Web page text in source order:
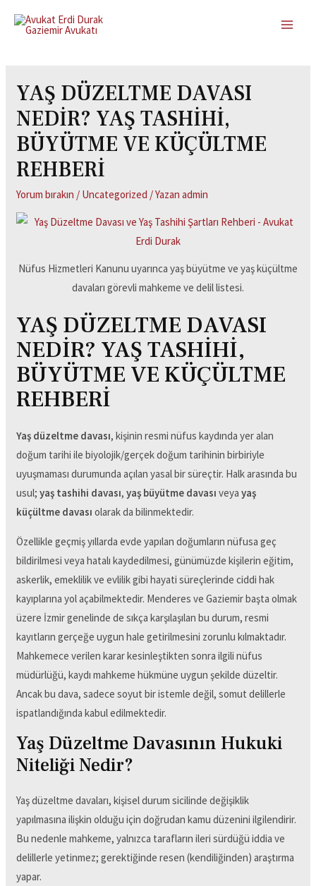
YAŞ DÜZELTME DAVASI
NEDİR? YAŞ TASHİHİ,
BÜYÜTME VE KÜÇÜLTME
REHBERİ
Yorum bırakın / Uncategorized / Yazan admin
Nüfus Hizmetleri Kanunu uyarınca yaş büyütme ve yaş küçültme
davaları görevli mahkeme ve delil listesi.
YAŞ DÜZELTME DAVASI
NEDİR? YAŞ TASHİHİ,
BÜYÜTME VE KÜÇÜLTME
REHBERİ
Yaş düzeltme davası, kişinin resmi nüfus kaydında yer alan
doğum tarihi ile biyolojik/gerçek doğum tarihinin birbiriyle
uyuşmaması durumunda açılan yasal bir süreçtir. Halk arasında bu
usul;yaş tashihi davası,yaş büyütme davası veyayaş
küçültme davası olarak da bilinmektedir.
Özellikle geçmiş yıllarda evde yapılan doğumların nüfusa geç
bildirilmesi veya hatalı kaydedilmesi, günümüzde kişilerin eğitim,
askerlik, emeklilik ve evlilik gibi hayati süreçlerinde ciddi hak
kayıplarına yol açabilmektedir. Menderes ve Gaziemir başta olmak
üzere İzmir genelinde de sıkça karşılaşılan bu durum, resmi
kayıtların gerçeğe uygun hale getirilmesini zorunlu kılmaktadır.
Mahkemece verilen karar kesinleştikten sonra ilgili nüfus
müdürlüğü, kaydı mahkeme hükmüne uygun şekilde düzeltir.
Ancak bu dava, sadece soyut bir istemle değil, somut delillerle
ispatlandığında kabul edilmektedir.
Yaş Düzeltme Davasının Hukuki
Niteliği Nedir?
Yaş düzeltme davaları, kişisel durum sicilinde değişiklik
yapılmasına ilişkin olduğu için doğrudan kamu düzenini ilgilendirir.
Bu nedenle mahkeme, yalnızca tarafların ileri sürdüğü iddia ve
delillerle yetinmez; gerektiğinde resen (kendiliğinden) araştırma
yapar.